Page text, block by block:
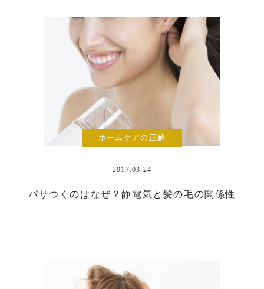
`ホームケアの正解`
2017.03.24
パサつくのはなぜ？静電気と髪の毛の関係性